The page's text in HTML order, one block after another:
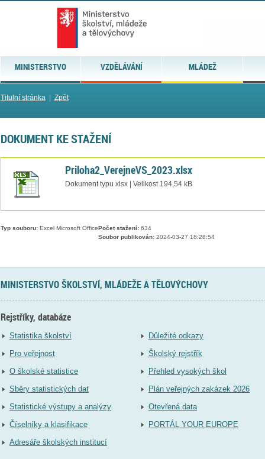
MINISTERSTVO VZDĚLÁVÁNÍ MLÁDEŽ
Titulní stránka| Zpět
DOKUMENT KE STAŽENÍ
Priloha2_VerejneVS_2023.xlsx
Dokument typu xlsx | Velikost 194,54 kB
Typ souboru:Excel Microsoft Office Počet stažení:634
Soubor publikován:2024-03-27 18:28:54
MINISTERSTVO ŠKOLSTVÍ, MLÁDEŽE A TĚLOVÝCHOVY
Rejstříky, databáze
Statistika školství
Pro veřejnost
O školské statistice
Sběry statistických dat
Statistické výstupy a analýzy
Číselníky a klasifikace
Adresáře školských institucí
Důležité odkazy
Školský rejstřík
Přehled vysokých škol
Plán veřejných zakázek 2026
Otevřená data
PORTÁL YOUR EUROPE